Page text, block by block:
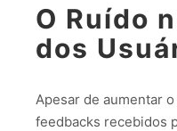
O Ruído
dos
Apesar de aumentar
feedbacks recebidos